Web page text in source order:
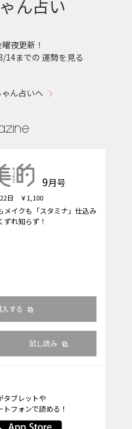
ん占い
夜更新！
14までの 運勢を見る
ん占いへ
9月号
日 ￥1,100
メイクも「スタミナ」仕込み
ずれ知らず！
する
試し読み
タブレットや
トフォンで読める！